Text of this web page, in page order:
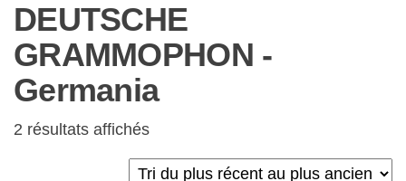
DEUTSCHE
GRAMMOPHON -
Germania
2 résultats affichés